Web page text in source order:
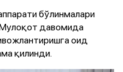
бўлинмалари
давомида
оид
қилинди.